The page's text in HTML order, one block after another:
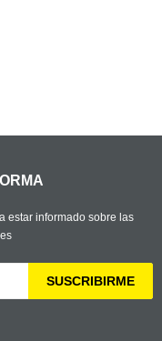
estar informado sobre las
SUSCRIBIRME